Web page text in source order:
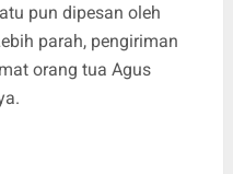
pun dipesan oleh
parah, pengiriman
orang tua Agus